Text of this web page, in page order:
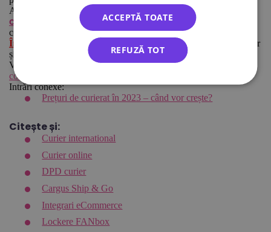
Am introdus un sistem de verificare automată a corectitudinii
codurilor poștale
– cea mai importantă informație la sortarea
coletelor.
Înscrieți-vă la Ecolet: platforma online de trimitere de colete ușor
și ieftin: creați-vă un cont și trimiteți colete la prețuri avantajoase.
Vezi și cum poți
comanda un curier ieftin pentru a vă ridica
coletul
Intrări conexe:
Prețuri de curierat în 2023 – când vor crește?
Citește și:
Curier international
Curier online
DPD curier
Cargus Ship & Go
Integrari eCommerce
Lockere FANbox
ACCEPTĂ TOATE
REFUZĂ TOT